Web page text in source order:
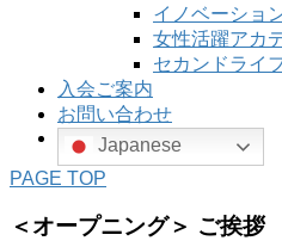
イノベーショ
女性活躍アカ
セカンドライ
入会ご案内
お問い合わせ
Japanese
PAGE TOP
＜オープニング＞ ご挨拶